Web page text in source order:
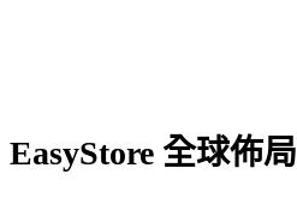
EasyStore 全球佈局